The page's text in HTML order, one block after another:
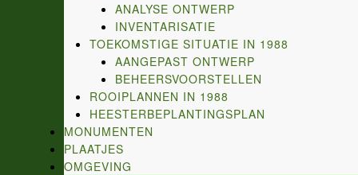
ANALYSE ONTWERP
INVENTARISATIE
TOEKOMSTIGE SITUATIE IN 1988
AANGEPAST ONTWERP
BEHEERSVOORSTELLEN
ROOIPLANNEN IN 1988
HEESTERBEPLANTINGSPLAN
MONUMENTEN
PLAATJES
OMGEVING